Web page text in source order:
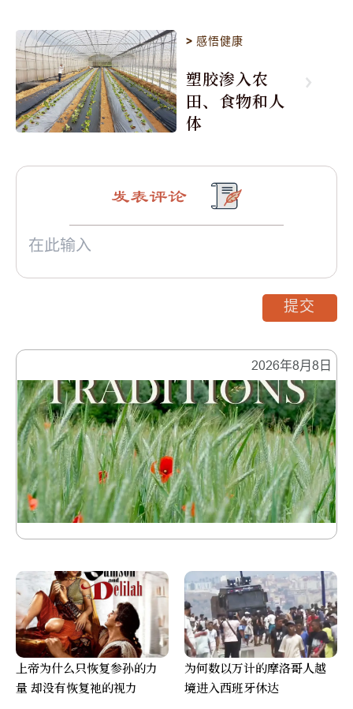
>感悟健康
塑胶渗入农
田、食物和人
体
2026年8月8日
发表评论
提交
上帝为什么只恢复参孙的力
量 却没有恢复祂的视力
为何数以万计的摩洛哥人越
境进入西班牙休达